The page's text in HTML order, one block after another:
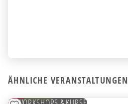
ÄHNLICHE VERANSTALTUNGEN
28